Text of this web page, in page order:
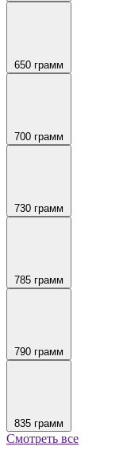
650 грамм
700 грамм
730 грамм
785 грамм
790 грамм
835 грамм
Смотреть все